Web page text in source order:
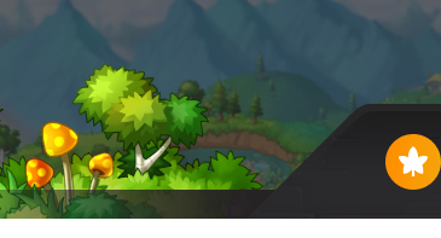
메이플 아트
스토리 파트너스
Style Finder
미니게임
니티 아카이브